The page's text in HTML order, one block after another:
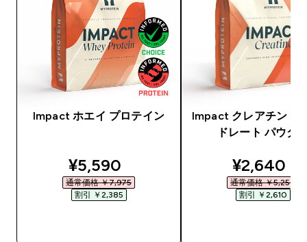
Impact ホエイ プロテイン
discounted price
¥5,590‎
通常価格 ￥7,975‎
割引 ￥2,385‎
Impact クレアチン モ
ドレート パウダ
¥2,640‎
通常価格 ￥5,250‎
割引 ￥2,610‎